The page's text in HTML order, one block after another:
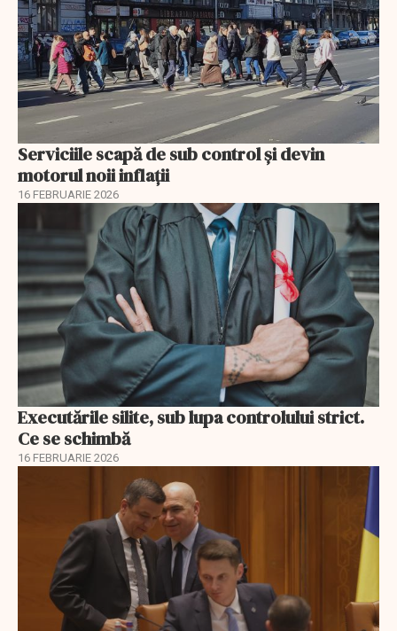
Serviciile scapă de sub control și devin
motorul noii inflații
16 FEBRUARIE 2026
Executările silite, sub lupa controlului strict.
Ce se schimbă
16 FEBRUARIE 2026